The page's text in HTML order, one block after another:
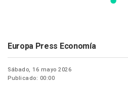
Europa Press Economía
Sábado, 16 mayo 2026
Publicado: 00:00